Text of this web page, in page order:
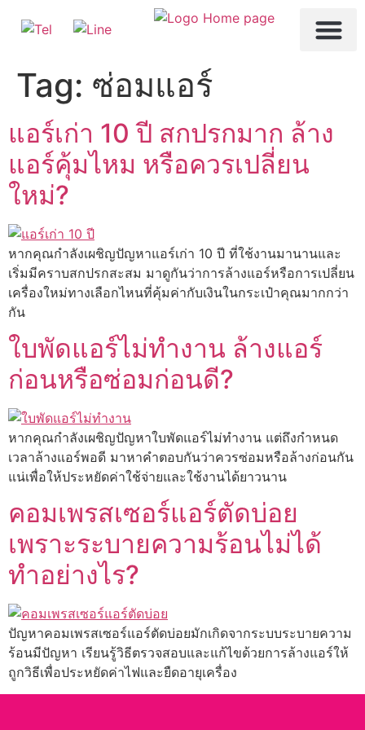
Tag: ซ่อมแอร์
แอร์เก่า 10 ปี สกปรกมาก ล้าง
แอร์คุ้มไหม หรือควรเปลี่ยน
ใหม่?
หากคุณกำลังเผชิญปัญหาแอร์เก่า 10 ปี ที่ใช้งานมานานและ
เริ่มมีคราบสกปรกสะสม มาดูกันว่าการล้างแอร์หรือการเปลี่ยน
เครื่องใหม่ทางเลือกไหนที่คุ้มค่ากับเงินในกระเป๋าคุณมากกว่า
กัน
ใบพัดแอร์ไม่ทำงาน ล้างแอร์
ก่อนหรือซ่อมก่อนดี?
หากคุณกำลังเผชิญปัญหาใบพัดแอร์ไม่ทำงาน แต่ถึงกำหนด
เวลาล้างแอร์พอดี มาหาคำตอบกันว่าควรซ่อมหรือล้างก่อนกัน
แน่เพื่อให้ประหยัดค่าใช้จ่ายและใช้งานได้ยาวนาน
คอมเพรสเซอร์แอร์ตัดบ่อย
เพราะระบายความร้อนไม่ได้
ทำอย่างไร?
ปัญหาคอมเพรสเซอร์แอร์ตัดบ่อยมักเกิดจากระบบระบายความ
ร้อนมีปัญหา เรียนรู้วิธีตรวจสอบและแก้ไขด้วยการล้างแอร์ให้
ถูกวิธีเพื่อประหยัดค่าไฟและยืดอายุเครื่อง